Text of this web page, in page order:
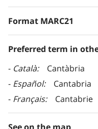
Format MARC21
Preferred term in
Català
Cantàbria
Español
Cantabria
Français
Cantabrie